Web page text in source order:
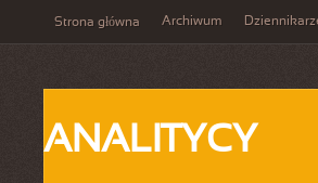
Strona główna Archiwum
ANALITYCY